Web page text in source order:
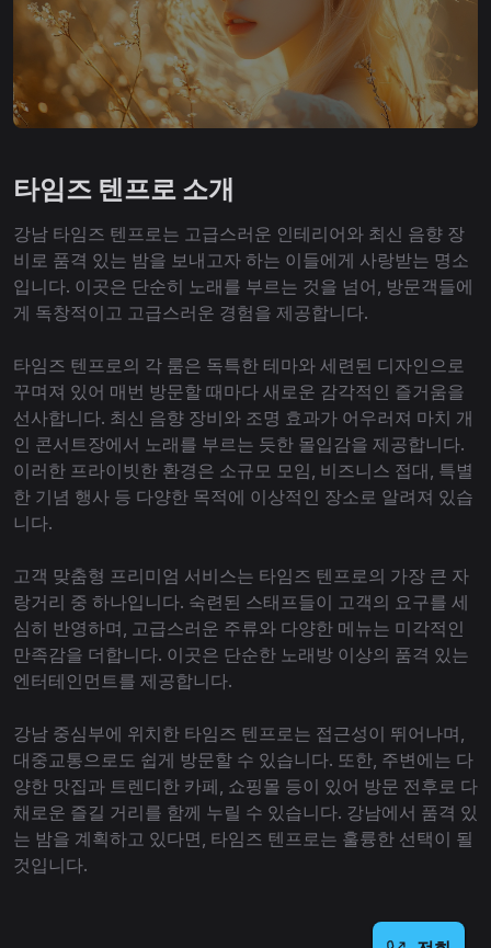
타임즈 텐프로 소개
강남 타임즈 텐프로는 고급스러운 인테리어와 최신 음향 장
비로 품격 있는 밤을 보내고자 하는 이들에게 사랑받는 명소
입니다. 이곳은 단순히 노래를 부르는 것을 넘어, 방문객들에
게 독창적이고 고급스러운 경험을 제공합니다.
타임즈 텐프로의 각 룸은 독특한 테마와 세련된 디자인으로
꾸며져 있어 매번 방문할 때마다 새로운 감각적인 즐거움을
선사합니다. 최신 음향 장비와 조명 효과가 어우러져 마치 개
인 콘서트장에서 노래를 부르는 듯한 몰입감을 제공합니다.
이러한 프라이빗한 환경은 소규모 모임, 비즈니스 접대, 특별
한 기념 행사 등 다양한 목적에 이상적인 장소로 알려져 있습
니다.
고객 맞춤형 프리미엄 서비스는 타임즈 텐프로의 가장 큰 자
랑거리 중 하나입니다. 숙련된 스태프들이 고객의 요구를 세
심히 반영하며, 고급스러운 주류와 다양한 메뉴는 미각적인
만족감을 더합니다. 이곳은 단순한 노래방 이상의 품격 있는
엔터테인먼트를 제공합니다.
강남 중심부에 위치한 타임즈 텐프로는 접근성이 뛰어나며,
대중교통으로도 쉽게 방문할 수 있습니다. 또한, 주변에는 다
양한 맛집과 트렌디한 카페, 쇼핑몰 등이 있어 방문 전후로 다
채로운 즐길 거리를 함께 누릴 수 있습니다. 강남에서 품격 있
는 밤을 계획하고 있다면, 타임즈 텐프로는 훌륭한 선택이 될
것입니다.